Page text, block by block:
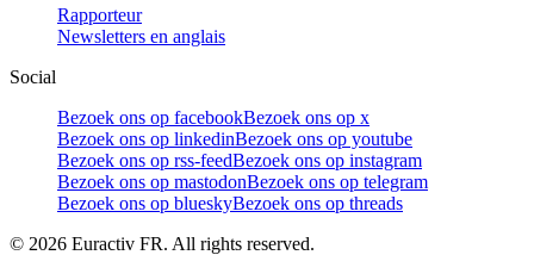
Rapporteur
Newsletters en anglais
Social
Bezoek ons op facebookBezoek ons op x
Bezoek ons op linkedinBezoek ons op youtube
Bezoek ons op rss-feedBezoek ons op instagram
Bezoek ons op mastodonBezoek ons op telegram
Bezoek ons op blueskyBezoek ons op threads
© 2026 Euractiv FR. All rights reserved.